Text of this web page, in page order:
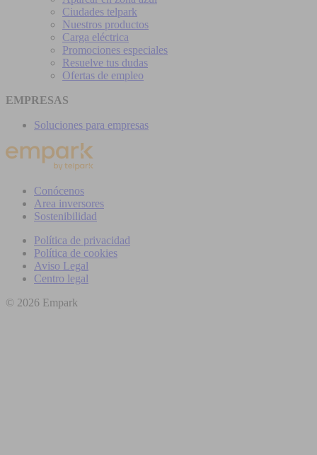
Ciudades telpark
Nuestros productos
Carga eléctrica
Promociones especiales
Resuelve tus dudas
Ofertas de empleo
EMPRESAS
Soluciones para empresas
Conócenos
Area inversores
Sostenibilidad
Política de privacidad
Política de cookies
Aviso Legal
Centro legal
© 2026 Empark